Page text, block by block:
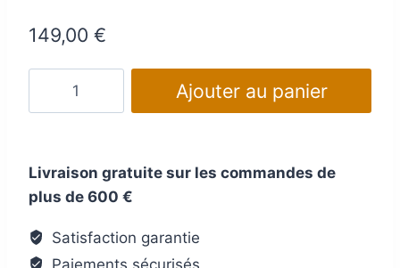
149,00 €
Gaz
PartyGrill
Ajouter au panier
Livraison gratuite sur les commandes de
plus de 600 €
Satisfaction garantie
Paiements sécurisés